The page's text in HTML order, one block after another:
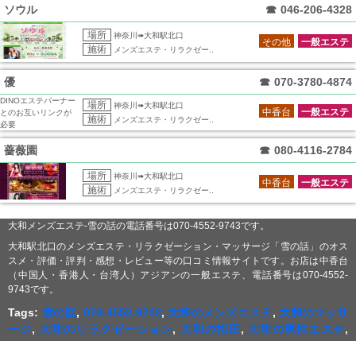
ソウル ☎ 046-206-4328
場所 神奈川➠大和駅北口
施術 メンズエステ・リラクゼー..
一般エステ
その他
優 ☎ 070-3780-4874
DINOエステバーナー
とのお互いリンクが
必要
場所 神奈川➠大和駅北口
施術 メンズエステ・リラクゼー..
一般エステ
中香台
薔薇園 ☎ 080-4116-2784
場所 神奈川➠大和駅北口
施術 メンズエステ・リラクゼー..
一般エステ
中香台
大和メンズエステ-雪の話の電話番号は070-4552-9743です。
大和駅北口のメンズエステ・リラクゼーション・マッサージ「雪の話」のオス
スメ・評価・評判・感想・レビュー等の口コミ情報サイトです。お店は中香台
（中国人・香港人・台湾人）アジアンの一般エステ、電話番号は070-4552-
9743です。
Tags: 雪の話, 070-4552-9743, 大和のメンズエステ, 大和のマッサ
ージ, 大和のリラクゼーション, 大和の指圧, 大和の男性エステ,